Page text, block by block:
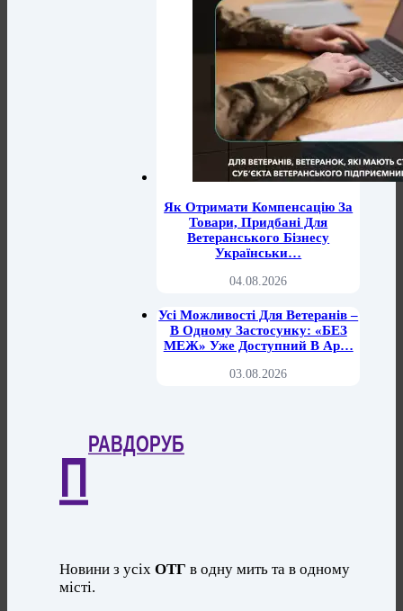
Як Отримати Компенсацію За
Товари, Придбані Для
Ветеранського Бізнесу
Українськи…
04.08.2026
Усі Можливості Для Ветеранів –
В Одному Застосунку: «БЕЗ
МЕЖ» Уже Доступний В Ap…
03.08.2026
П
РАВДОРУБ
Новини з усіхОТГ в одну мить та в одному
місті.